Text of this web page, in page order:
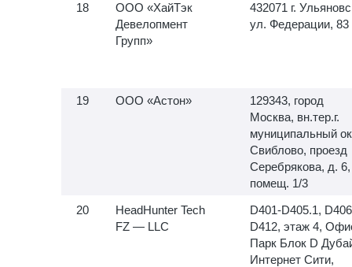
ООО «ХайТэк
Девелопмент
Групп»
432071 г.
ул. Федерации, 83
ООО «Астон»
129343, город
Москва, вн.тер.г.
муниципальный
Свиблово, проезд
Серебрякова, д. 6,
помещ. 1/3
HeadHunter Tech
FZ — LLC
D401-D405.1,
D412, этаж 4,
Парк Блок D
Интернет Сити,